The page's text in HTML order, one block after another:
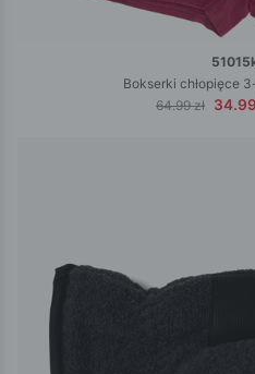
Bokserki chłopięce
64.99 zł